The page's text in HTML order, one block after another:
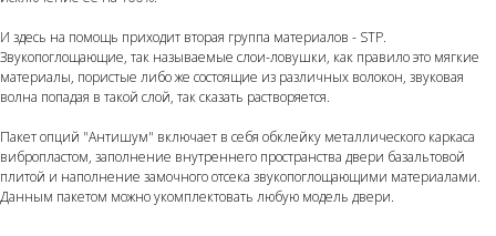
И здесь на помощь приходит вторая группа материалов - STP.
Звукопоглощающие, так называемые слои-ловушки, как правило это мягкие
материалы, пористые либо же состоящие из различных волокон, звуковая
волна попадая в такой слой, так сказать растворяется.
Пакет опций "Антишум" включает в себя обклейку металлического каркаса
вибропластом, заполнение внутреннего пространства двери базальтовой
плитой и наполнение замочного отсека звукопоглощающими материалами.
Данным пакетом можно укомплектовать любую модель двери.